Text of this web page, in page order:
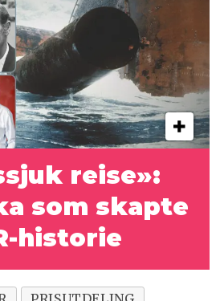
reise»:
som skapte
historie